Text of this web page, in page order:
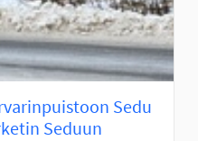
Sedu
Seduun